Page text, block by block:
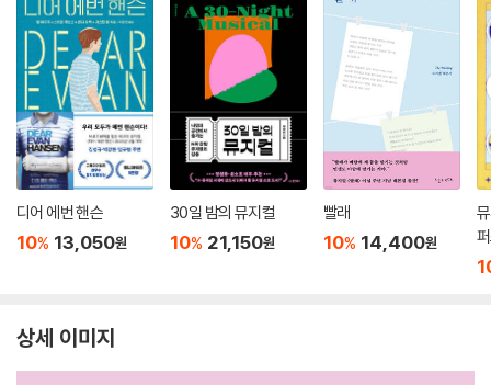
디어 에번 핸슨
10% 13,050원
30일 밤의 뮤지컬
10% 21,150원
빨래
10% 14,400원
상세 이미지